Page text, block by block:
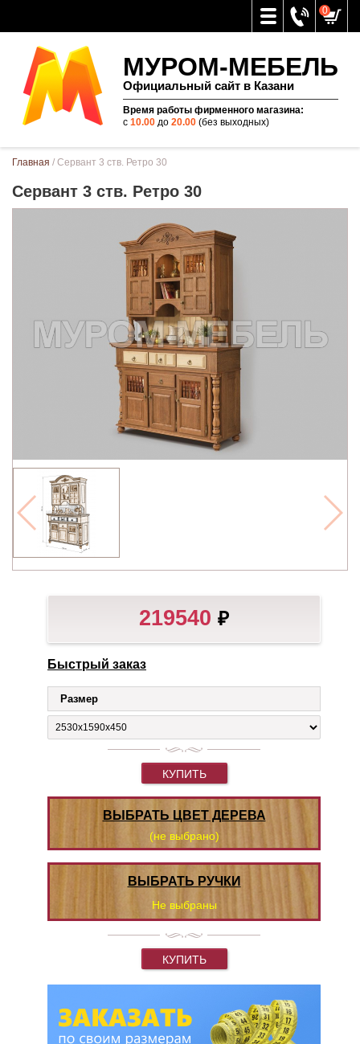
0
МУРОМ-МЕБЕЛЬ
Официальный сайт в Казани
Время работы фирменного магазина:
с 10.00до 20.00(без выходных)
Вы здесь
Главная / Сервант 3 ств. Ретро 30
Сервант 3 ств. Ретро 30
219540 ₽
Быстрый заказ
Размер
КУПИТЬ
ВЫБРАТЬ ЦВЕТ ДЕРЕВА
(не выбрано)
ВЫБРАТЬ РУЧКИ
Не выбраны
КУПИТЬ